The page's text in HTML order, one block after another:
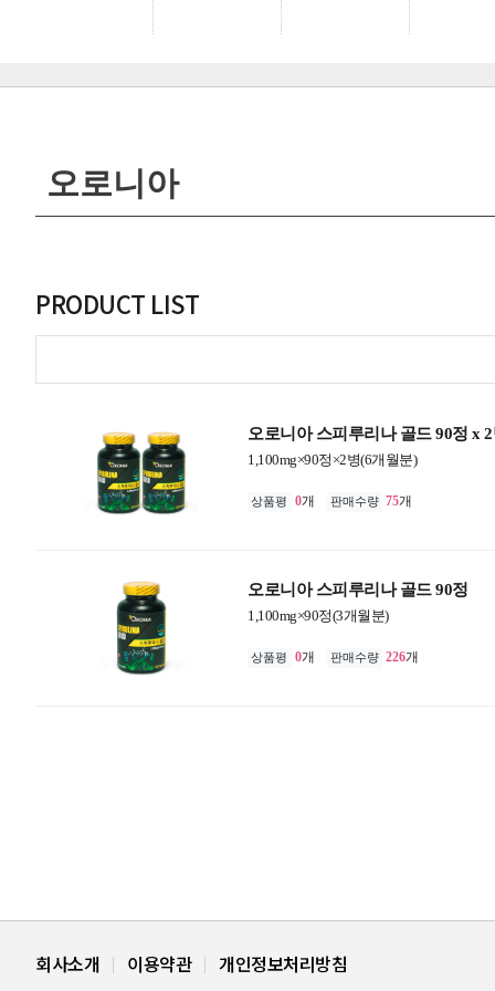
오로니아
PRODUCT LIST
오로니아 스피루리나 골드 90정 x
1,100mg×90정×2병(6개월분)
상품평 0개 판매수량 75개
오로니아 스피루리나 골드 90정
1,100mg×90정(3개월분)
상품평 0개 판매수량 226개
회사소개 이용약관 개인정보처리방침